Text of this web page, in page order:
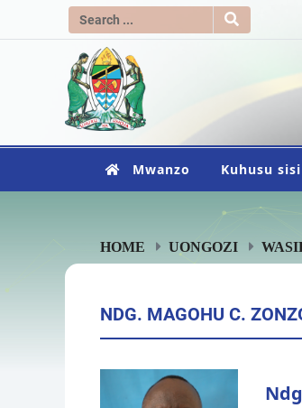
Mwanzo Kuhusu sisi
HOME UONGOZI
NDG. MAGOHU C.